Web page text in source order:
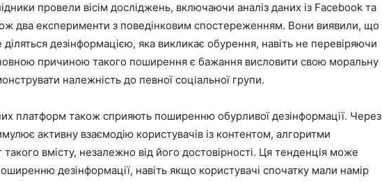
провели вісім досліджень, включаючи аналіз даних із Facebook та
два експерименти з поведінковим спостереженням. Вони виявили, що
діляться дезінформацією, яка викликає обурення, навіть не перевіряючи
причиною такого поширення є бажання висловити свою моральну
належність до певної соціальної групи.
платформ також сприяють поширенню обурливої дезінформації. Через
активну взаємодію користувачів із контентом, алгоритми
вмісту, незалежно від його достовірності. Ця тенденція може
дезінформації, навіть якщо користувачі спочатку мали намір